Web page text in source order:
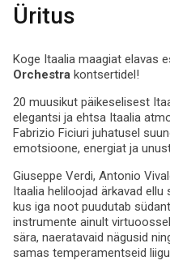
Üritus
Koge Itaalia maagiat elavas
Orchestra kontsertidel!
20 muusikut päikeselisest
elegantsi ja ehtsa Itaalia
Fabrizio Ficiuri juhatusel
emotsioone, energiat ja
Giuseppe Verdi, Antonio
Itaalia heliloojad ärkavad
kus iga noot puudutab
instrumente ainult
sära, naeratavaid nägusid
samas temperamentseid